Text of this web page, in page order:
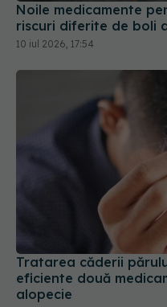
Noile medicamente
riscuri diferite de boli
10 iul 2026, 17:54
Tratarea căderii
eficiente două
alopecie